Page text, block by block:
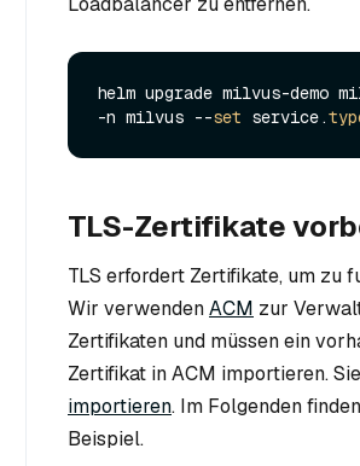
helm upgrade milvus-demo
-n milvus --set service.
TLS-Zertifikate
TLS erfordert Zertifikate, um zu
Wir verwendenACM zur
Zertifikaten und müssen ein
Zertifikat in ACM importieren.
importieren. Im Folgenden
Beispiel.